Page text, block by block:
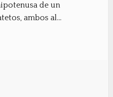
de un
ambos al…